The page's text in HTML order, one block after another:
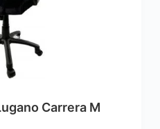
Carrera M